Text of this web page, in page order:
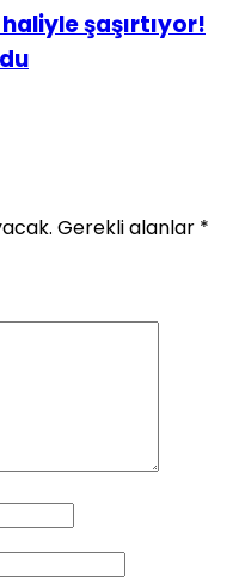
şaşırtıyor!
Gerekli alanlar *